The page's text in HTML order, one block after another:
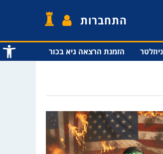
פתח
התחברות
ניוזלטר הזמנת הרצאה גיא בכור